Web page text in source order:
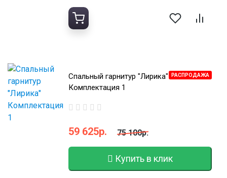
РАСПРОДАЖА
Спальный гарнитур "Лирика"
Комплектация 1
59 625р. 75 100р.
Купить в клик